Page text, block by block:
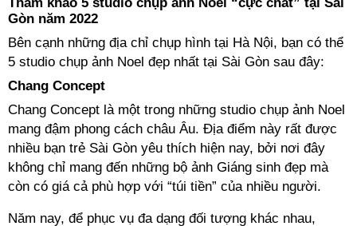
Gòn năm 2022
Bên cạnh những địa chỉ chụp hình tại Hà Nội, bạn có thể
5 studio chụp ảnh Noel đẹp nhất tại Sài Gòn sau đây:
Chang Concept
Chang Concept là một trong những studio chụp ảnh Noel
mang đậm phong cách châu Âu. Địa điểm này rất được
nhiều bạn trẻ Sài Gòn yêu thích hiện nay, bởi nơi đây
không chỉ mang đến những bộ ảnh Giáng sinh đẹp mà
còn có giá cả phù hợp với “túi tiền” của nhiều người.
Năm nay, để phục vụ đa dạng đối tượng khác nhau,